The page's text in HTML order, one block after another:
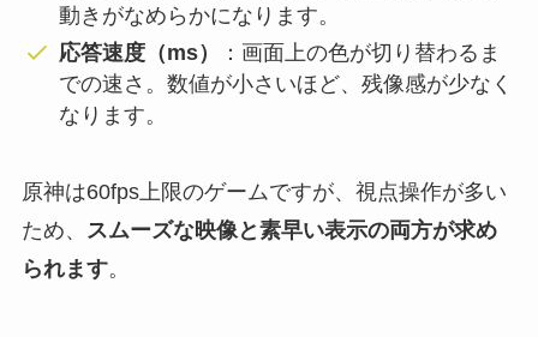
動きがなめらかになります。
応答速度（ms）
：画面上の色が切り替わるま
での速さ。数値が小さいほど、残像感が少なく
なります。
原神は60fps上限のゲームですが、視点操作が多い
ため、 スムーズな映像と素早い表示の両方が求め
られます。